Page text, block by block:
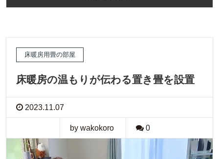
床暖房用畳の部屋
床暖房の温もりが伝わる置き畳を設置
2023.11.07
by wakokoro 0